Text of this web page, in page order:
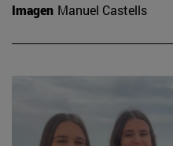
Imagen Manuel Castells